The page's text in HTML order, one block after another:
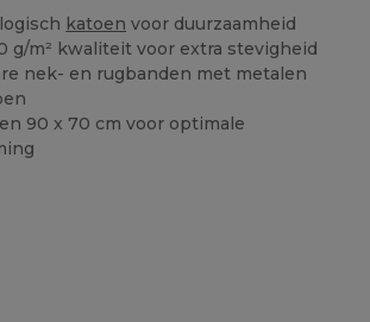
katoen voor duurzaamheid
g/m² kwaliteit voor extra stevigheid
nek- en rugbanden met metalen
90 x 70 cm voor optimale